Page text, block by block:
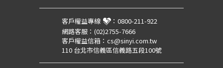
客戶權益專線 ： 0800-211-922
網路客服： (02)2755-7666
客戶權益信箱： cs@sinyi.com.tw
110 台北市信義區信義路五段100號